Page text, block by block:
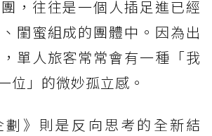
，往往是一個人插足進已經
閨蜜組成的團體中。因為出
單人旅客常常會有一種「我
位」的微妙孤立感。
劃》則是反向思考的全新結